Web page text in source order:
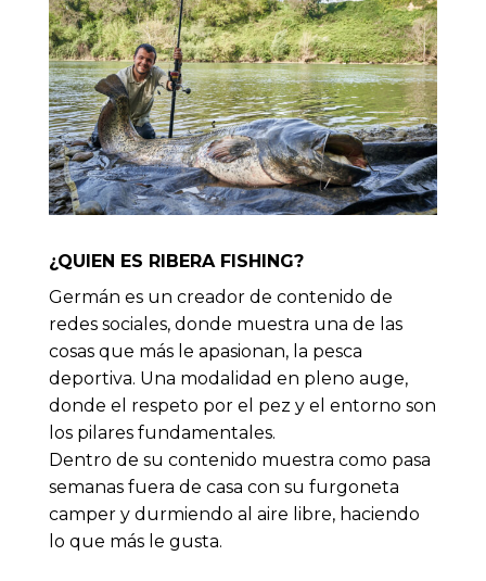
¿QUIEN ES RIBERA FISHING?
Germán es un creador de contenido de
redes sociales, donde muestra una de las
cosas que más le apasionan, la pesca
deportiva. Una modalidad en pleno auge,
donde el respeto por el pez y el entorno son
los pilares fundamentales.
Dentro de su contenido muestra como pasa
semanas fuera de casa con su furgoneta
camper y durmiendo al aire libre, haciendo
lo que más le gusta.